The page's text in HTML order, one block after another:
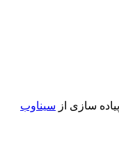
سازی از سیناوب